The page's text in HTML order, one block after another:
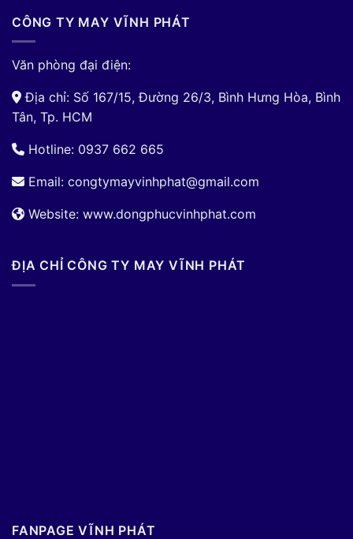
CÔNG TY MAY VĨNH PHÁT
Văn phòng đại điện:
Địa chỉ: Số 167/15, Đường 26/3, Bình Hưng Hòa, Bình
Tân, Tp. HCM
Hotline: 0937 662 665
Email: congtymayvinhphat@gmail.com
Website: www.dongphucvinhphat.com
ĐỊA CHỈ CÔNG TY MAY VĨNH PHÁT
FANPAGE VĨNH PHÁT